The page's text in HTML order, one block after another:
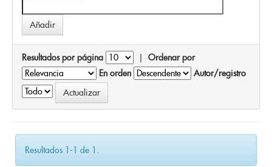
Resultados por página | Ordenar por
En orden
Autor/registro
Resultados 1-1 de 1.